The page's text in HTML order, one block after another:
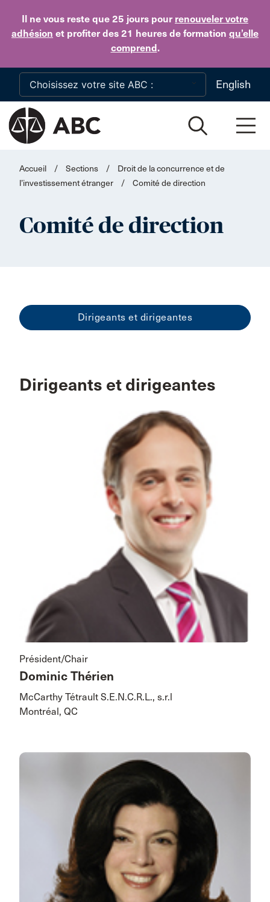
Il ne vous reste que 25 jours pour renouveler votre
adhésion et profiter des 21 heures de formation qu’elle
comprend.
Skip to main content
English
Accueil / Sections /
Droit de la concurrence et de
l’investissement étranger
/ Comité de direction
Comité de direction
Dirigeants et dirigeantes
Dirigeants et dirigeantes
Président/Chair
Dominic Thérien
McCarthy Tétrault S.E.N.C.R.L., s.r.l
Montréal, QC